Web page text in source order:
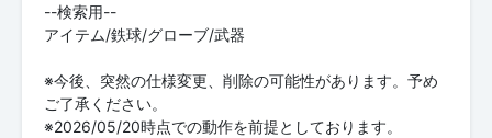
--検索用--
アイテム/鉄球/グローブ/武器
※今後、突然の仕様変更、削除の可能性があります。予め
ご了承ください。
※2026/05/20時点での動作を前提としております。